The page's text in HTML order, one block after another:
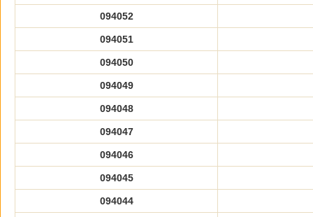
094052
094051
094050
094049
094048
094047
094046
094045
094044